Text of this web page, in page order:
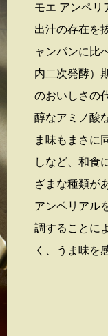
モエ アンペリ
出汁の存在を
ャンパンに比
内二次発酵）
のおいしさの
醇なアミノ酸
ま味もまさに
しなど、和食
ざまな種類が
アンペリアル
調することに
く、うま味を